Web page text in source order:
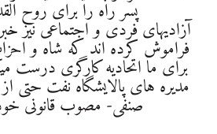
پسر راه را برای روح
آزادیهای فردی و اجتماعی نیز
فراموش کرده اند که شاه و
برای ما اتحادیه کارگری درست
مدیره های پالایشگاه نفت
صنفی- مصوب قانونی